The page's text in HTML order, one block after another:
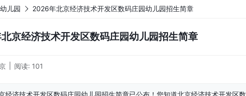
儿园 2026年北京经济技术开发区数码庄园幼儿园招生简章
北京经济技术开发区数码庄园幼儿园招生简章
阅读: 101
经济技术开发区数码庄园幼儿园招生简章已公布！您知道北京经济技术开发区数